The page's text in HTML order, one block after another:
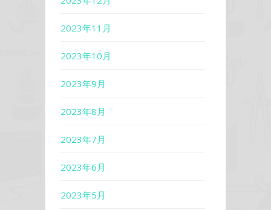
2023年11月
2023年10月
2023年9月
2023年8月
2023年7月
2023年6月
2023年5月